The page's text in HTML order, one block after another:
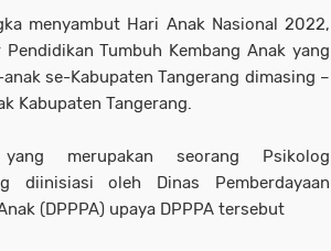
menyambut Hari Anak Nasional 2022,
Tumbuh Kembang Anak yang
se-Kabupaten Tangerang dimasing –
Kabupaten Tangerang.
merupakan seorang Psikolog
diinisiasi oleh Dinas Pemberdayaan
(DPPPA) upaya DPPPA tersebut